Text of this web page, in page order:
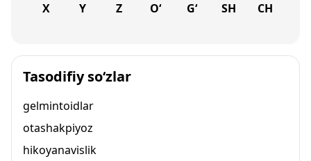
X Y Z O‘ G‘ SH CH
Tasodifiy so‘zlar
gelmintoidlar
otashakpiyoz
hikoyanavislik